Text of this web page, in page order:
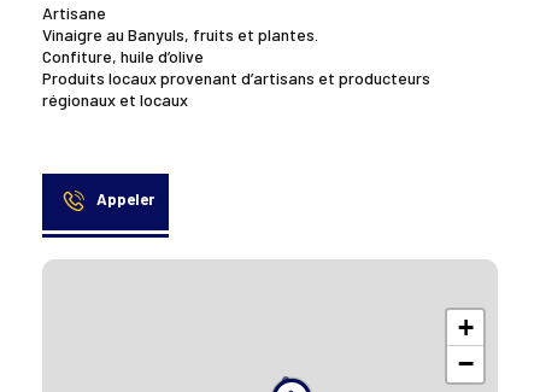
Artisane
Vinaigre au Banyuls, fruits et plantes.
Confiture, huile d’olive
Produits locaux provenant d’artisans et producteurs
régionaux et locaux
Appeler
+
−